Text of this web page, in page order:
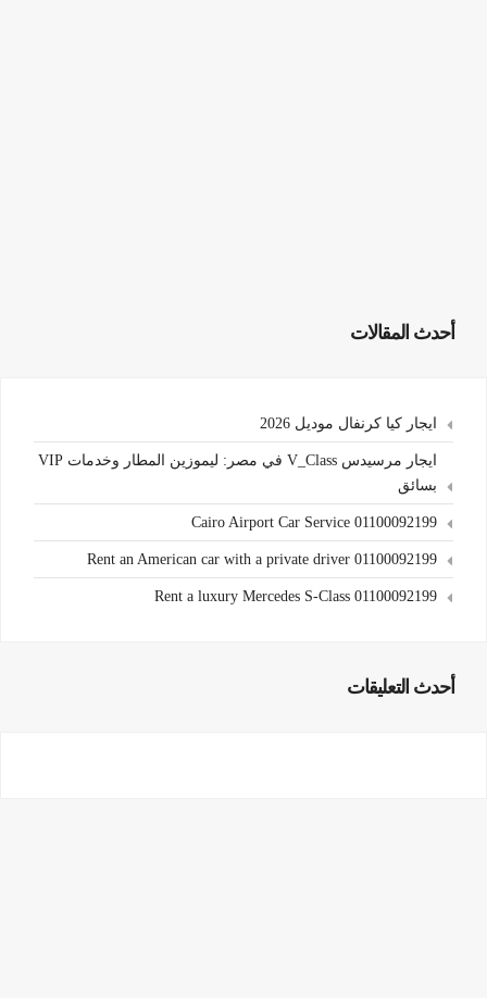
أحدث المقالات
ايجار كيا كرنفال موديل 2026
ايجار مرسيدس V_Class في مصر: ليموزين المطار وخدمات VIP
بسائق
Cairo Airport Car Service 01100092199
Rent an American car with a private driver 01100092199
Rent a luxury Mercedes S-Class 01100092199
أحدث التعليقات